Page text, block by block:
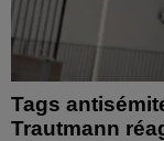
Tags
Trautmann